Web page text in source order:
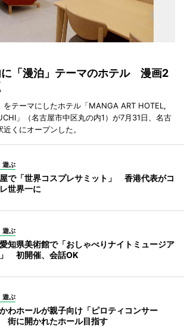
に「漫泊」テーマのホテル 漫画2
をテーマにしたホテル「MANGA ART HOTEL,
」（名古屋市中区丸の内1）が7月31日、名古
くにオープンした。
遊ぶ
で「世界コスプレサミット」 香港代表がコ
世界一に
遊ぶ
知県美術館で「おしゃべりナイトミュージア
初開催、会話OK
遊ぶ
わホールが親子向け「ピロティコンサー
街に開かれたホール目指す